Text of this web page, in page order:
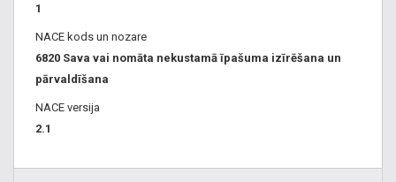
1
NACE kods un nozare
6820 Sava vai nomāta nekustamā īpašuma izīrēšana un
pārvaldīšana
NACE versija
2.1